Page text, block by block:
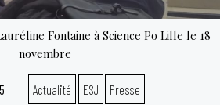
Fontaine à Science Po Lille le 18
novembre
Actualité ESJ Presse